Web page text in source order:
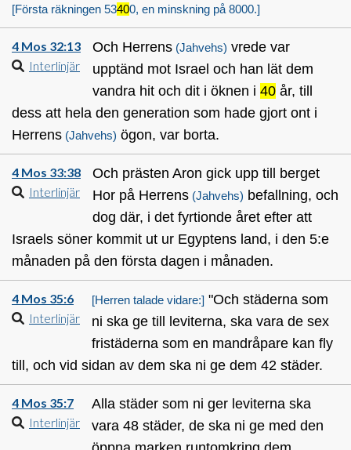
[Första räkningen 53400, en minskning på 8000.]
4 Mos 32:13
Interlinjär
Och Herrens (Jahvehs) vrede var
upptänd mot Israel och han lät dem
vandra hit och dit i öknen i 40 år, till
dess att hela den generation som hade gjort ont i
Herrens (Jahvehs) ögon, var borta.
4 Mos 33:38
Interlinjär
Och prästen Aron gick upp till berget
Hor på Herrens (Jahvehs) befallning, och
dog där, i det fyrtionde året efter att
Israels söner kommit ut ur Egyptens land, i den 5:e
månaden på den första dagen i månaden.
4 Mos 35:6
Interlinjär
[Herren talade vidare:] "Och städerna som
ni ska ge till leviterna, ska vara de sex
fristäderna som en mandråpare kan fly
till, och vid sidan av dem ska ni ge dem 42 städer.
4 Mos 35:7
Interlinjär
Alla städer som ni ger leviterna ska
vara 48 städer, de ska ni ge med den